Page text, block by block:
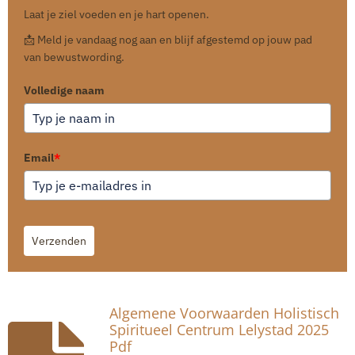
Laat je ziel voeden en je hart openen.
📩 Meld je vandaag nog aan en blijf afgestemd op jouw pad
van bewustwording.
Volledige naam
Email*
Verzenden
Algemene Voorwaarden Holistisch
Spiritueel Centrum Lelystad 2025
Pdf